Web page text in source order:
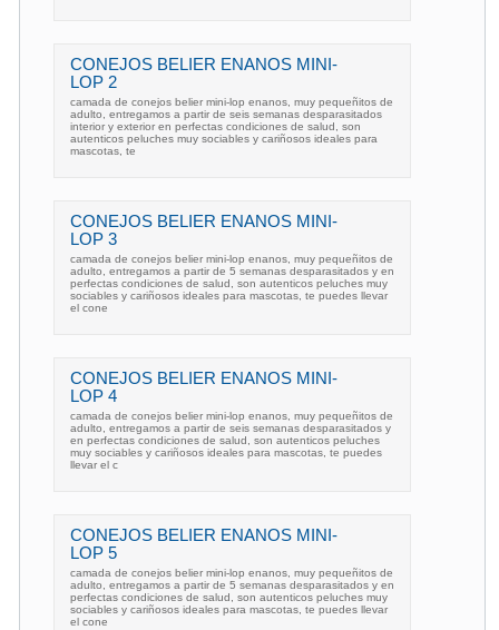
CONEJOS BELIER ENANOS MINI-
LOP 2
camada de conejos belier mini-lop enanos, muy pequeñitos de
adulto, entregamos a partir de seis semanas desparasitados
interior y exterior en perfectas condiciones de salud, son
autenticos peluches muy sociables y cariñosos ideales para
mascotas, te
CONEJOS BELIER ENANOS MINI-
LOP 3
camada de conejos belier mini-lop enanos, muy pequeñitos de
adulto, entregamos a partir de 5 semanas desparasitados y en
perfectas condiciones de salud, son autenticos peluches muy
sociables y cariñosos ideales para mascotas, te puedes llevar
el cone
CONEJOS BELIER ENANOS MINI-
LOP 4
camada de conejos belier mini-lop enanos, muy pequeñitos de
adulto, entregamos a partir de seis semanas desparasitados y
en perfectas condiciones de salud, son autenticos peluches
muy sociables y cariñosos ideales para mascotas, te puedes
llevar el c
CONEJOS BELIER ENANOS MINI-
LOP 5
camada de conejos belier mini-lop enanos, muy pequeñitos de
adulto, entregamos a partir de 5 semanas desparasitados y en
perfectas condiciones de salud, son autenticos peluches muy
sociables y cariñosos ideales para mascotas, te puedes llevar
el cone